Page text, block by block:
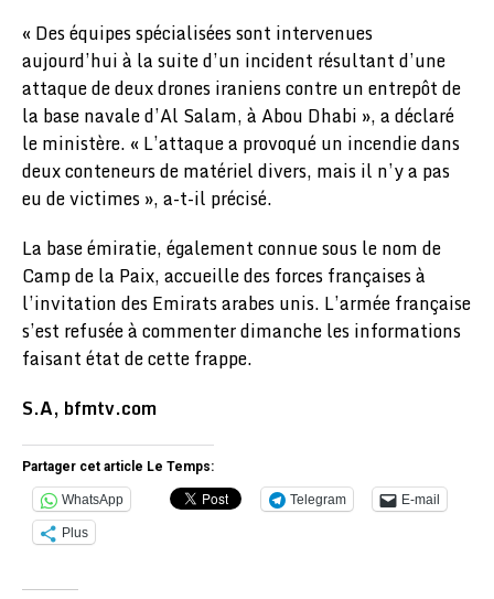
« Des équipes spécialisées sont intervenues
aujourd’hui à la suite d’un incident résultant d’une
attaque de deux drones iraniens contre un entrepôt de
la base navale d’Al Salam, à Abou Dhabi », a déclaré
le ministère. « L’attaque a provoqué un incendie dans
deux conteneurs de matériel divers, mais il n’y a pas
eu de victimes », a-t-il précisé.
La base émiratie, également connue sous le nom de
Camp de la Paix, accueille des forces françaises à
l’invitation des Emirats arabes unis. L’armée française
s’est refusée à commenter dimanche les informations
faisant état de cette frappe.
S.A, bfmtv.com
Partager cet article Le Temps:
WhatsApp Telegram E-mail
Plus